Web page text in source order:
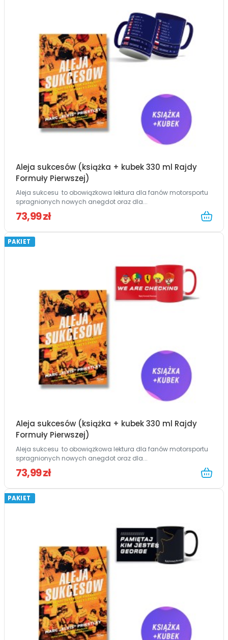
Aleja sukcesów (książka + kubek 330 ml Rajdy
Formuły Pierwszej)
Aleja sukcesu to obowiązkowa lektura dla fanów motorsportu
spragnionych nowych anegdot oraz dla...
73,99 zł
PAKIET
Aleja sukcesów (książka + kubek 330 ml Rajdy
Formuły Pierwszej)
Aleja sukcesu to obowiązkowa lektura dla fanów motorsportu
spragnionych nowych anegdot oraz dla...
73,99 zł
PAKIET